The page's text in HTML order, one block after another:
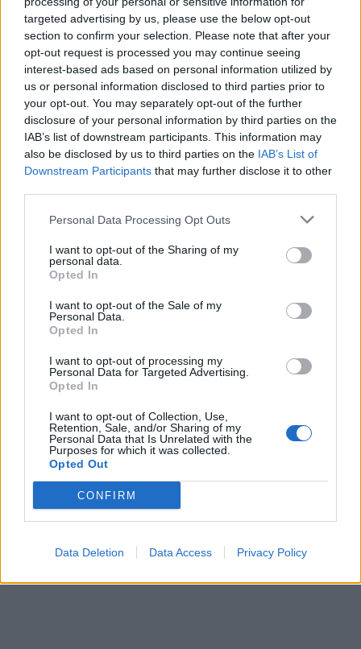
targeted advertising by us, please use the below opt-out
section to confirm your selection. Please note that after your
opt-out request is processed you may continue seeing
interest-based ads based on personal information utilized by
us or personal information disclosed to third parties prior to
your opt-out. You may separately opt-out of the further
disclosure of your personal information by third parties on the
IAB’s list of downstream participants. This information may
also be disclosed by us to third parties on the IAB’s List of
Downstream Participants that may further disclose it to other
Personal Data Processing Opt Outs
I want to opt-out of the Sharing of my
personal data.
Opted In
I want to opt-out of the Sale of my
Personal Data.
Opted In
I want to opt-out of processing my
Personal Data for Targeted Advertising.
Opted In
I want to opt-out of Collection, Use,
Retention, Sale, and/or Sharing of my
Personal Data that Is Unrelated with the
Purposes for which it was collected.
Opted Out
CONFIRM
Data Deletion Data Access Privacy Policy
Kommenttiosio
Heräsikö ajatuksia? Kerro mielipiteesi.Tutustu kuitenkin
✨ Nimikone
KOMMENTTIA